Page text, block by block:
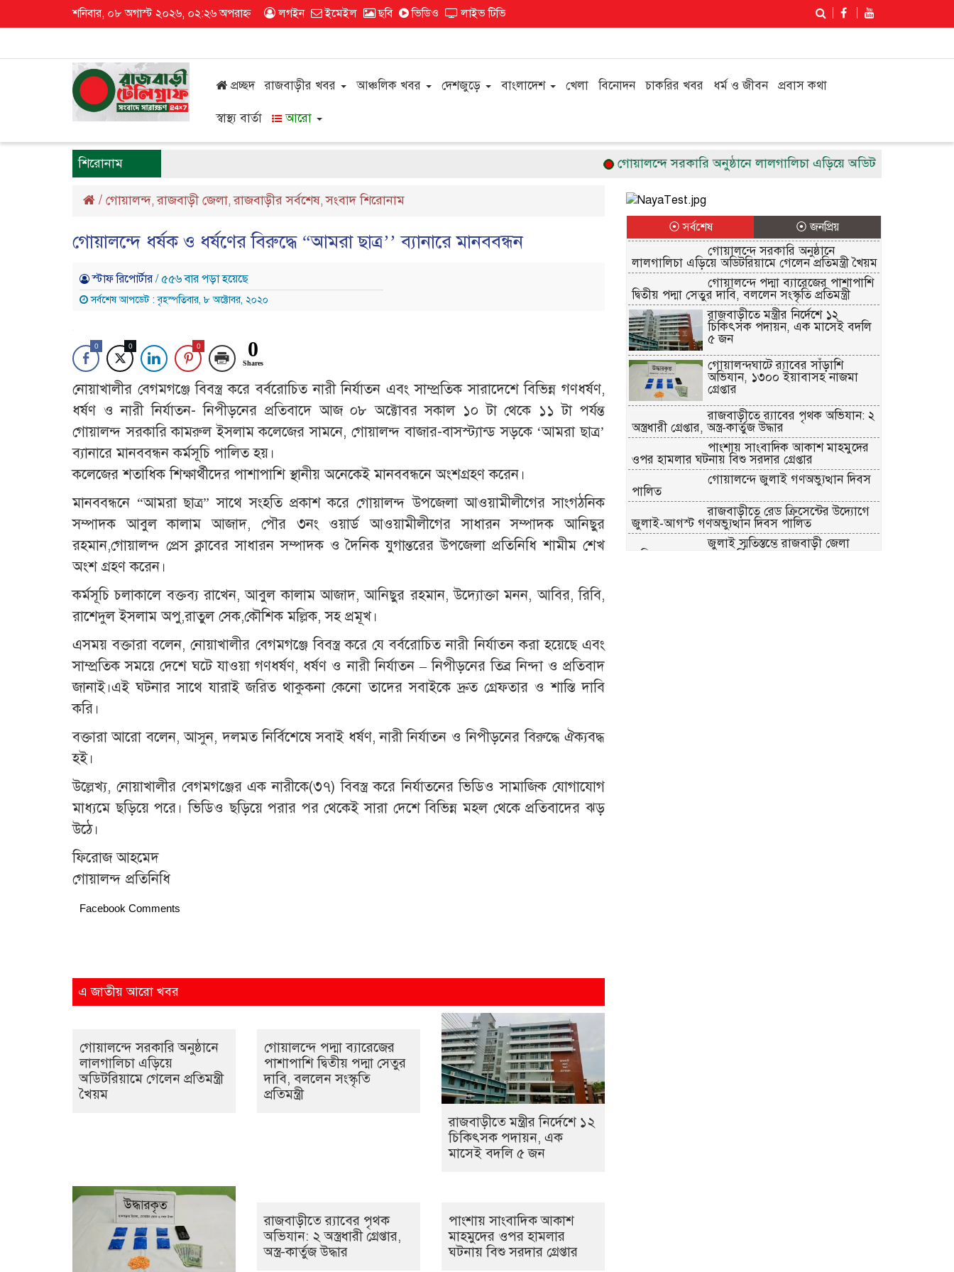
শনিবার, ০৮ অগাস্ট ২০২৬, ০২:২৬ অপরাহ্ন লগইন ইমেইল ছবি ভিডিও লাইভ টিভি
প্রচ্ছদ রাজবাড়ীর খবর আঞ্চলিক খবর দেশজুড়ে বাংলাদেশ খেলা বিনোদন চাকরির খবর ধর্ম ও জীবন প্রবাস কথা
স্বাস্থ্য বার্তা আরো
শিরোনাম গোয়ালন্দে সরকারি অনুষ্ঠানে লালগালিচা এড়িয়ে অডিটরিয়ামে গেলেন
/ গোয়ালন্দ,রাজবাড়ী জেলা,রাজবাড়ীর সর্বশেষ,সংবাদ শিরোনাম
গোয়ালন্দে ধর্ষক ও ধর্ষণের বিরুদ্ধে “আমরা ছাত্র’’ ব্যানারে মানববন্ধন
স্টাফ রিপোর্টার/ ৫৫৬ বার পড়া হয়েছে
সর্বশেষ আপডেট : বৃহস্পতিবার, ৮ অক্টোবর, ২০২০
0 0 0 0
Shares
নোয়াখালীর বেগমগঞ্জে বিবস্ত্র করে বর্বরোচিত নারী নির্যাতন এবং সাম্প্রতিক সারাদেশে বিভিন্ন গণধর্ষণ,
ধর্ষণ ও নারী নির্যাতন- নিপীড়নের প্রতিবাদে আজ ০৮ অক্টোবর সকাল ১০ টা থেকে ১১ টা পর্যন্ত
গোয়ালন্দ সরকারি কামরুল ইসলাম কলেজের সামনে, গোয়ালন্দ বাজার-বাসস্ট্যান্ড সড়কে ‘আমরা ছাত্র’
ব্যানারে মানববন্ধন কর্মসূচি পালিত হয়।
কলেজের শতাধিক শিক্ষার্থীদের পাশাপাশি স্থানীয় অনেকেই মানববন্ধনে অংশগ্রহণ করেন।
মানববন্ধনে “আমরা ছাত্র” সাথে সংহতি প্রকাশ করে গোয়ালন্দ উপজেলা আওয়ামীলীগের সাংগঠনিক
সম্পাদক আবুল কালাম আজাদ, পৌর ৩নং ওয়ার্ড আওয়ামীলীগের সাধারন সম্পাদক আনিছুর
রহমান,গোয়ালন্দ প্রেস ক্লাবের সাধারন সম্পাদক ও দৈনিক যুগান্তরের উপজেলা প্রতিনিধি শামীম শেখ
অংশ গ্রহণ করেন।
কর্মসূচি চলাকালে বক্তব্য রাখেন, আবুল কালাম আজাদ, আনিছুর রহমান, উদ্যোক্তা মনন, আবির, রিবি,
রাশেদুল ইসলাম অপু,রাতুল সেক,কৌশিক মল্লিক, সহ প্রমূখ।
এসময় বক্তারা বলেন, নোয়াখালীর বেগমগঞ্জে বিবস্ত্র করে যে বর্বরোচিত নারী নির্যাতন করা হয়েছে এবং
সাম্প্রতিক সময়ে দেশে ঘটে যাওয়া গণধর্ষণ, ধর্ষণ ও নারী নির্যাতন – নিপীড়নের তিব্র নিন্দা ও প্রতিবাদ
জানাই।এই ঘটনার সাথে যারাই জরিত থাকুকনা কেনো তাদের সবাইকে দ্রুত গ্রেফতার ও শাস্তি দাবি
করি।
বক্তারা আরো বলেন, আসুন, দলমত নির্বিশেষে সবাই ধর্ষণ, নারী নির্যাতন ও নিপীড়নের বিরুদ্ধে ঐক্যবদ্ধ
হই।
উল্লেখ্য, নোয়াখালীর বেগমগঞ্জের এক নারীকে(৩৭) বিবস্ত্র করে নির্যাতনের ভিডিও সামাজিক যোগাযোগ
মাধ্যমে ছড়িয়ে পরে। ভিডিও ছড়িয়ে পরার পর থেকেই সারা দেশে বিভিন্ন মহল থেকে প্রতিবাদের ঝড়
উঠে।
ফিরোজ আহমেদ
গোয়ালন্দ প্রতিনিধি
Facebook Comments
এ জাতীয় আরো খবর
গোয়ালন্দে সরকারি অনুষ্ঠানে
লালগালিচা এড়িয়ে
অডিটরিয়ামে গেলেন প্রতিমন্ত্রী
খৈয়ম
গোয়ালন্দে পদ্মা ব্যারেজের
পাশাপাশি দ্বিতীয় পদ্মা সেতুর
দাবি, বললেন সংস্কৃতি
প্রতিমন্ত্রী
রাজবাড়ীতে মন্ত্রীর নির্দেশে ১২
চিকিৎসক পদায়ন, এক
মাসেই বদলি ৫ জন
রাজবাড়ীতে র‌্যাবের পৃথক
অভিযান: ২ অস্ত্রধারী গ্রেপ্তার,
অস্ত্র-কার্তুজ উদ্ধার
পাংশায় সাংবাদিক আকাশ
মাহমুদের ওপর হামলার
ঘটনায় বিশু সরদার গ্রেপ্তার
⦿ সর্বশেষ ⦿ জনপ্রিয়
গোয়ালন্দে সরকারি অনুষ্ঠানে
লালগালিচা এড়িয়ে অডিটরিয়ামে গেলেন প্রতিমন্ত্রী খৈয়ম
গোয়ালন্দে পদ্মা ব্যারেজের পাশাপাশি
দ্বিতীয় পদ্মা সেতুর দাবি, বললেন সংস্কৃতি প্রতিমন্ত্রী
রাজবাড়ীতে মন্ত্রীর নির্দেশে ১২
চিকিৎসক পদায়ন, এক মাসেই বদলি
৫ জন
গোয়ালন্দঘাটে র‌্যাবের সাঁড়াশি
অভিযান, ১৩০০ ইয়াবাসহ নাজমা
গ্রেপ্তার
রাজবাড়ীতে র‌্যাবের পৃথক অভিযান: ২
অস্ত্রধারী গ্রেপ্তার, অস্ত্র-কার্তুজ উদ্ধার
পাংশায় সাংবাদিক আকাশ মাহমুদের
ওপর হামলার ঘটনায় বিশু সরদার গ্রেপ্তার
গোয়ালন্দে জুলাই গণঅভ্যুত্থান দিবস
পালিত
রাজবাড়ীতে রেড ক্রিসেন্টের উদ্যোগে
জুলাই-আগস্ট গণঅভ্যুত্থান দিবস পালিত
জুলাই স্মৃতিস্তম্ভে রাজবাড়ী জেলা